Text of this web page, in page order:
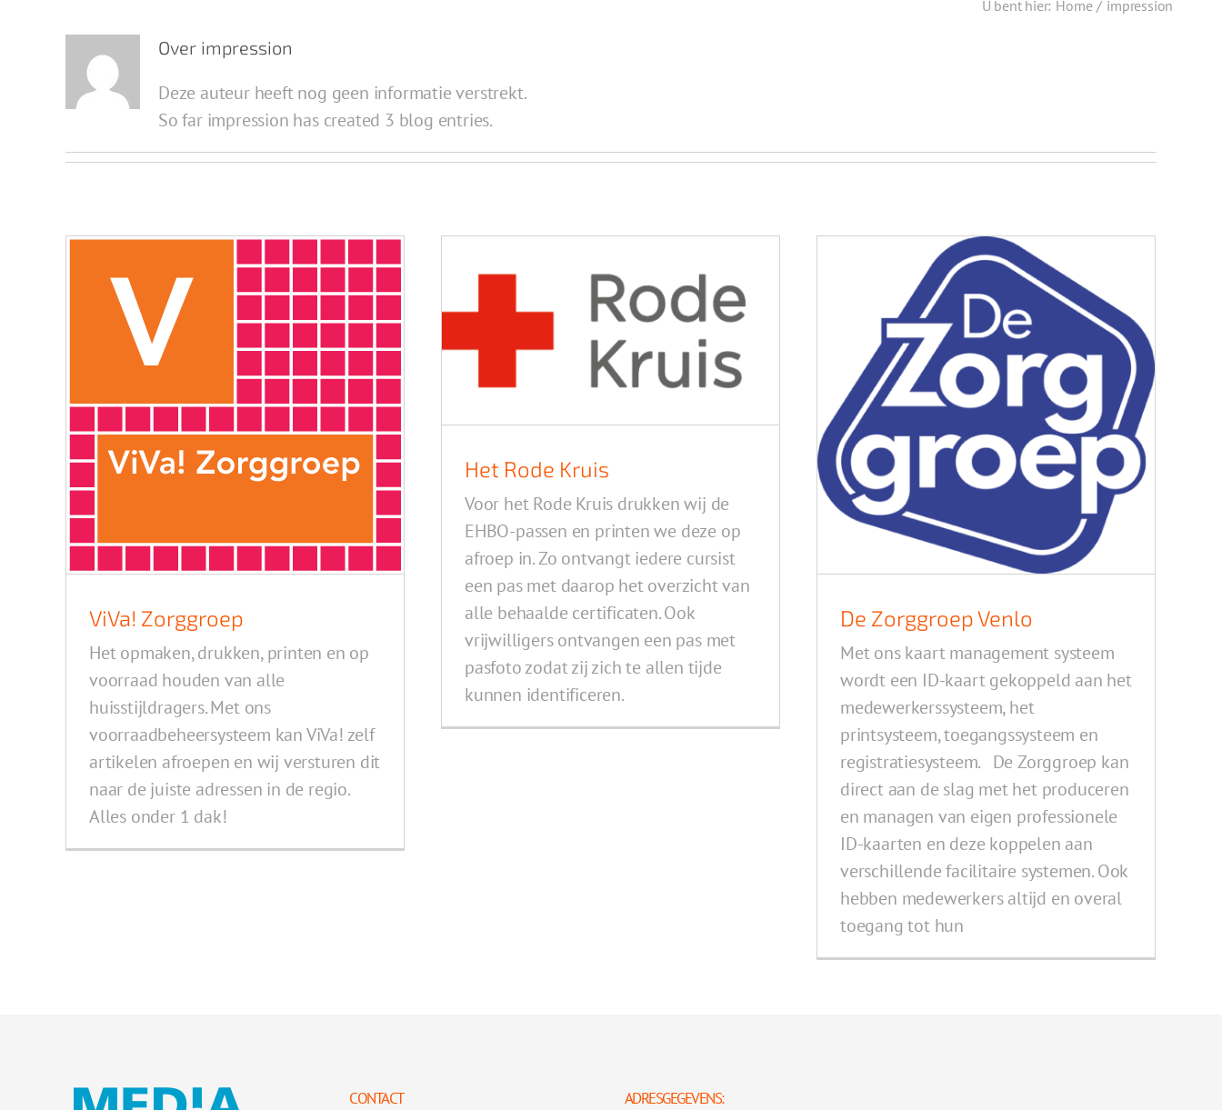
U bent hier: Home / impression
Over impression
Deze auteur heeft nog geen informatie verstrekt.
So far impression has created 3 blog entries.
ViVa! Zorggroep
Het opmaken, drukken, printen en op
voorraad houden van alle
huisstijldragers. Met ons
voorraadbeheersysteem kan ViVa! zelf
artikelen afroepen en wij versturen dit
naar de juiste adressen in de regio.
Alles onder 1 dak!
Het Rode Kruis
Voor het Rode Kruis drukken wij de
EHBO-passen en printen we deze op
afroep in. Zo ontvangt iedere cursist
een pas met daarop het overzicht van
alle behaalde certificaten. Ook
vrijwilligers ontvangen een pas met
pasfoto zodat zij zich te allen tijde
kunnen identificeren.
De Zorggroep Venlo
Met ons kaart management systeem
wordt een ID-kaart gekoppeld aan het
medewerkerssysteem, het
printsysteem, toegangssysteem en
registratiesysteem. De Zorggroep kan
direct aan de slag met het produceren
en managen van eigen professionele
ID-kaarten en deze koppelen aan
verschillende facilitaire systemen. Ook
hebben medewerkers altijd en overal
toegang tot hun
CONTACT ADRESGEGEVENS: